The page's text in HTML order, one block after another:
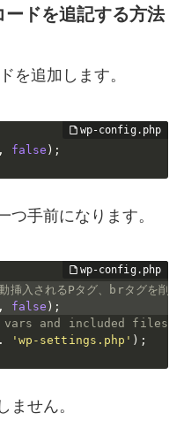
ドを追記する方法
を追加します。
, false ) ;
つ手前になります。
入されるPタグ、brタグを削
, false ) ;
vars and included files.
. 'wp-settings.php' ) ;
せん。